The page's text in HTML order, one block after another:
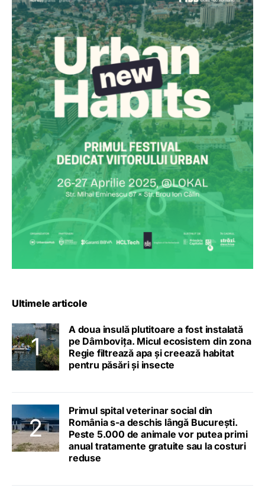
Ultimele articole
A doua insulă plutitoare a fost instalată
pe Dâmbovița. Micul ecosistem din zona
Regie filtrează apa și creează habitat
pentru păsări și insecte
Primul spital veterinar social din
România s-a deschis lângă București.
Peste 5.000 de animale vor putea primi
anual tratamente gratuite sau la costuri
reduse